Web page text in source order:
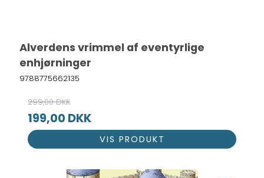
Alverdens vrimmel af eventyrlige
enhjørninger
9788775662135
299,00 DKK
199,00 DKK
VIS PRODUKT